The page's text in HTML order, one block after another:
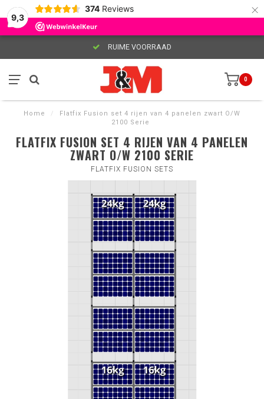
9,3
374 Reviews ×
RUIME VOORRAAD
0
Home /
Flatfix Fusion set 4 rijen van 4 panelen zwart O/W
2100 Serie
FLATFIX FUSION SET 4 RIJEN VAN 4 PANELEN
ZWART O/W 2100 SERIE
FLATFIX FUSION SETS